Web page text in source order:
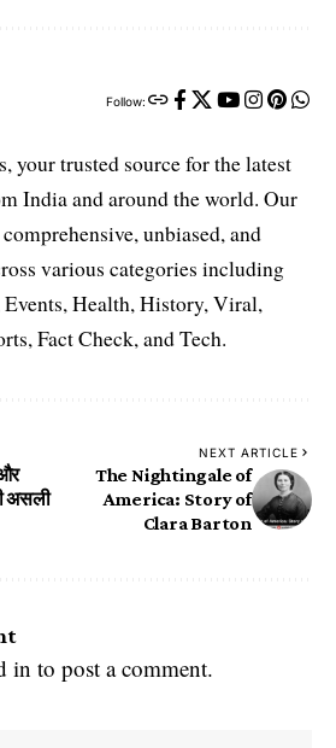
Follow:
your trusted source for the latest
India and around the world. Our
unbiased, and
various categories including
Health, History, Viral,
Fact Check, and Tech.
असली
NEXT ARTICLE
The Nightingale of
America: Story of
Clara Barton
in to post a comment.